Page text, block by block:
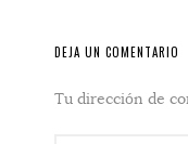
DEJA UN COMENTARIO
Tu dirección de